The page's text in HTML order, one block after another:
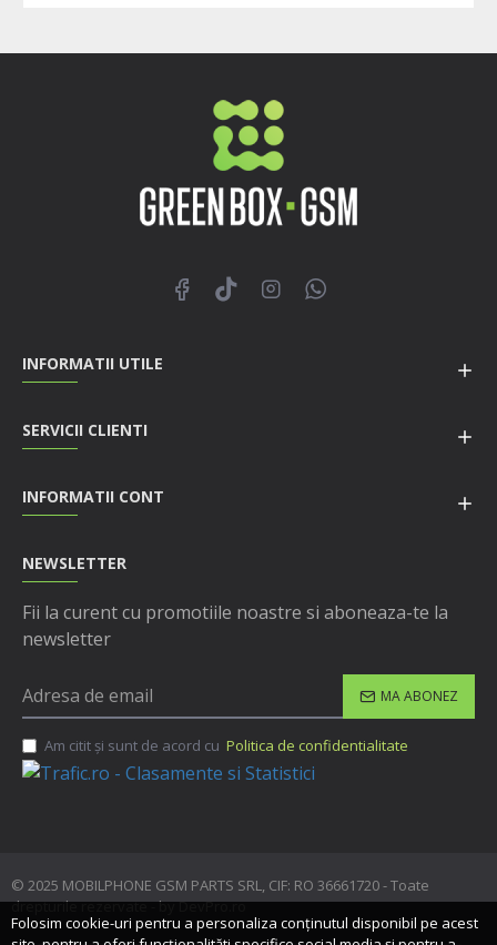
INFORMATII UTILE
SERVICII CLIENTI
INFORMATII CONT
NEWSLETTER
Fii la curent cu promotiile noastre si aboneaza-te la
newsletter
MA ABONEZ
Am citit şi sunt de acord cu Politica de confidentialitate
© 2025 MOBILPHONE GSM PARTS SRL, CIF: RO 36661720 - Toate
drepturile rezervate - by DevPro.ro
Folosim cookie-uri pentru a personaliza conținutul disponibil pe acest